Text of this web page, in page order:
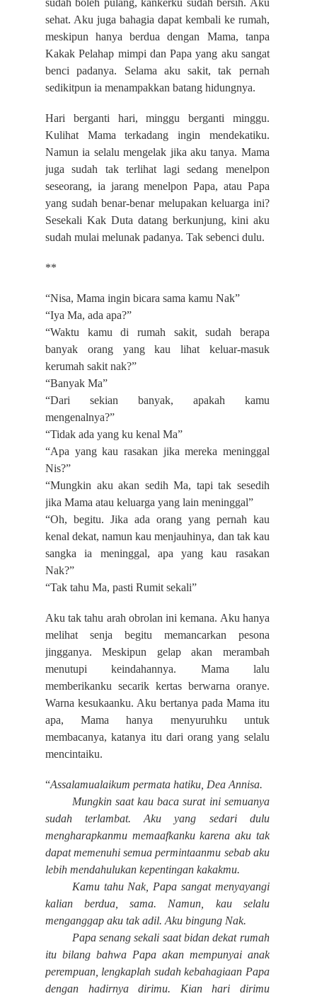
sudah boleh pulang, kankerku sudah bersih. Aku
sehat. Aku juga bahagia dapat kembali ke rumah,
meskipun hanya berdua dengan Mama, tanpa
Kakak Pelahap mimpi dan Papa yang aku sangat
benci padanya. Selama aku sakit, tak pernah
sedikitpun ia menampakkan batang hidungnya.
Hari berganti hari, minggu berganti minggu.
Kulihat Mama terkadang ingin mendekatiku.
Namun ia selalu mengelak jika aku tanya. Mama
juga sudah tak terlihat lagi sedang menelpon
seseorang, ia jarang menelpon Papa, atau Papa
yang sudah benar-benar melupakan keluarga ini?
Sesekali Kak Duta datang berkunjung, kini aku
sudah mulai melunak padanya. Tak sebenci dulu.
**
“Nisa, Mama ingin bicara sama kamu Nak”
“Iya Ma, ada apa?”
“Waktu kamu di rumah sakit, sudah berapa
banyak orang yang kau lihat keluar-masuk
kerumah sakit nak?”
“Banyak Ma”
“Dari sekian banyak, apakah kamu
mengenalnya?”
“Tidak ada yang ku kenal Ma”
“Apa yang kau rasakan jika mereka meninggal
Nis?”
“Mungkin aku akan sedih Ma, tapi tak sesedih
jika Mama atau keluarga yang lain meninggal”
“Oh, begitu. Jika ada orang yang pernah kau
kenal dekat, namun kau menjauhinya, dan tak kau
sangka ia meninggal, apa yang kau rasakan
Nak?”
“Tak tahu Ma, pasti Rumit sekali”
Aku tak tahu arah obrolan ini kemana. Aku hanya
melihat senja begitu memancarkan pesona
jingganya. Meskipun gelap akan merambah
menutupi keindahannya. Mama lalu
memberikanku secarik kertas berwarna oranye.
Warna kesukaanku. Aku bertanya pada Mama itu
apa, Mama hanya menyuruhku untuk
membacanya, katanya itu dari orang yang selalu
mencintaiku.
“Assalamualaikum permata hatiku, Dea Annisa.
Mungkin saat kau baca surat ini semuanya
sudah terlambat. Aku yang sedari dulu
mengharapkanmu memaafkanku karena aku tak
dapat memenuhi semua permintaanmu sebab aku
lebih mendahulukan kepentingan kakakmu.
Kamu tahu Nak, Papa sangat menyayangi
kalian berdua, sama. Namun, kau selalu
menganggap aku tak adil. Aku bingung Nak.
Papa senang sekali saat bidan dekat rumah
itu bilang bahwa Papa akan mempunyai anak
perempuan, lengkaplah sudah kebahagiaan Papa
dengan hadirnya dirimu. Kian hari dirimu